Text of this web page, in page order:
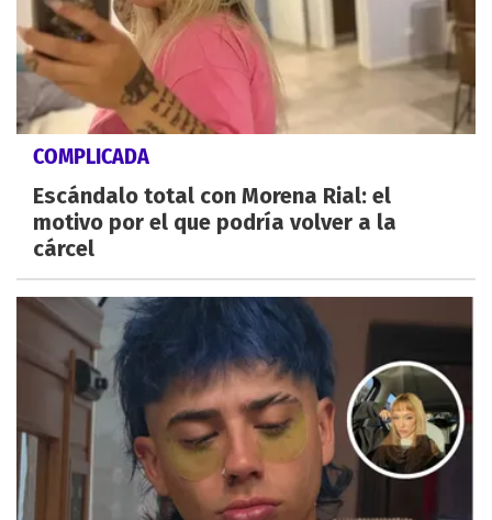
COMPLICADA
Escándalo total con Morena Rial: el
motivo por el que podría volver a la
cárcel